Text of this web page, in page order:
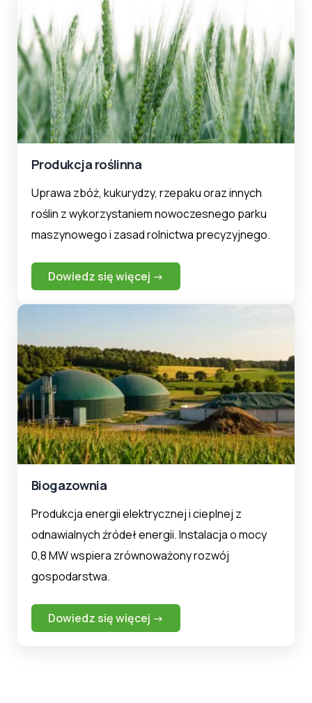
Produkcja roślinna
Uprawa zbóż, kukurydzy, rzepaku oraz innych
roślin z wykorzystaniem nowoczesnego parku
maszynowego i zasad rolnictwa precyzyjnego.
Dowiedz się więcej →
Biogazownia
Produkcja energii elektrycznej i cieplnej z
odnawialnych źródeł energii. Instalacja o mocy
0,8 MW wspiera zrównoważony rozwój
gospodarstwa.
Dowiedz się więcej →